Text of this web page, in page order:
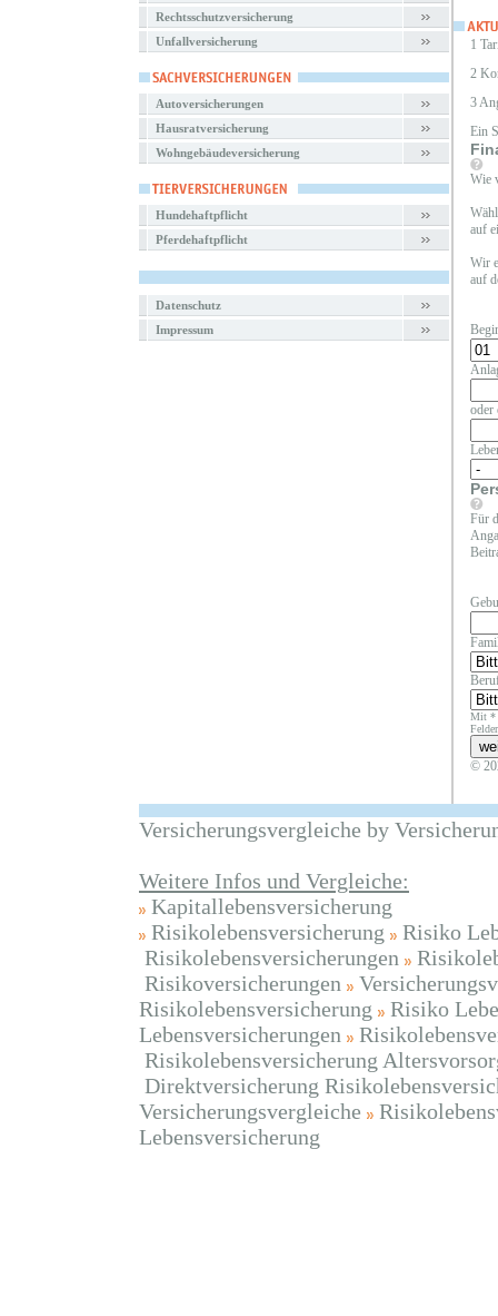
Rechtsschutzversicherung
Unfallversicherung
Autoversicherungen
Hausratversicherung
Wohngebäudeversicherung
Hundehaftpflicht
Pferdehaftpflicht
Datenschutz
Impressum
1
2
3
Ein
Wie
auf
Wir
auf
oder
Für
Mit *
©
Versicherungsvergleiche by
Weitere Infos und Vergleiche:
Kapitallebensversicherung
Risikolebensversicherung
Risiko
Risikolebensversicherungen
Risikoversicherungen
Risikolebensversicherung
Risiko
Lebensversicherungen
Risikolebensversicherung
Direktversicherung
Versicherungsvergleiche
Lebensversicherung